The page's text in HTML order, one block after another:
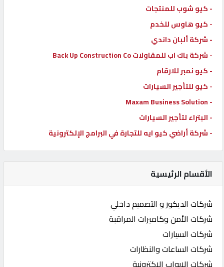
- كيو شوب للمنتجات
- كيو هاوس للخدم
- شركة ألبان داندي
- شركة باك اب للمقاولات Back Up Construction Co
- كيو نمبر للارقام
- كيو للتأجير السيارات
- Maxam Business Solution
- البتراء لتأجير السيارات
- شركة أراضي كيو ايه للتجارة في البرامج الإلكترونية
الأقسام الرئيسية
شركات الديكور و التصميم داخلي
شركات الأمن وكاميرات المراقبة
شركات السيارات
شركات الساعات والنظارات
شركات الابواب الاكترونية